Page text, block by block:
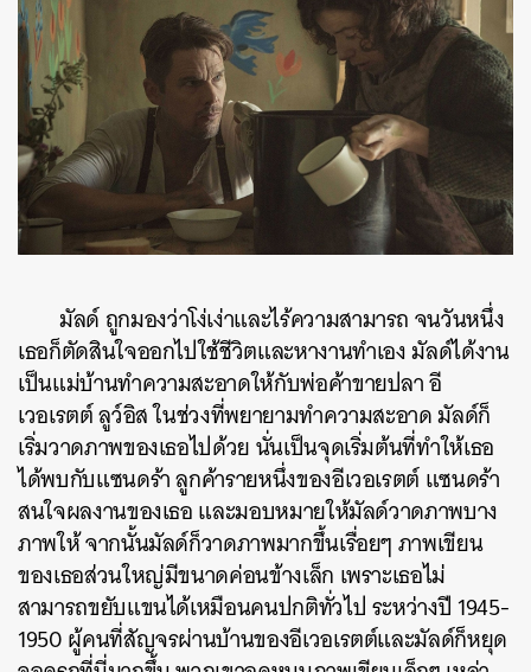
มัลด์ ถูกมองว่าโง่เง่าและไร้ความสามารถ จนวันหนึ่ง
เธอก็ตัดสินใจออกไปใช้ชีวิตและหางานทำเอง มัลด์ได้งาน
เป็นแม่บ้านทำความสะอาดให้กับพ่อค้าขายปลา อี
เวอเรตต์ ลูว์อิส ในช่วงที่พยายามทำความสะอาด มัลด์ก็
เริ่มวาดภาพของเธอไปด้วย นั่นเป็นจุดเริ่มต้นที่ทำให้เธอ
ได้พบกับแซนดร้า ลูกค้ารายหนึ่งของอีเวอเรตต์ แซนดร้า
สนใจผลงานของเธอ และมอบหมายให้มัลด์วาดภาพบาง
ภาพให้ จากนั้นมัลด์ก็วาดภาพมากขึ้นเรื่อยๆ ภาพเขียน
ของเธอส่วนใหญ่มีขนาดค่อนข้างเล็ก เพราะเธอไม่
สามารถขยับแขนได้เหมือนคนปกติทั่วไป ระหว่างปี 1945-
1950 ผู้คนที่สัญจรผ่านบ้านของอีเวอเรตต์และมัลด์ก็หยุด